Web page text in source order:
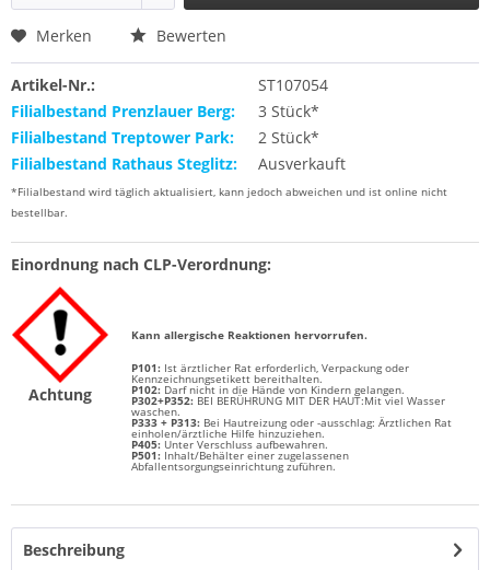
Merken Bewerten
Artikel-Nr.:
ST107054
Filialbestand Prenzlauer Berg:
3 Stück*
Filialbestand Treptower Park:
2 Stück*
Filialbestand Rathaus Steglitz:
Ausverkauft
*Filialbestand wird täglich aktualisiert, kann jedoch abweichen und ist online nicht
bestellbar.
Einordnung nach CLP-Verordnung:
Achtung
Kann allergische Reaktionen hervorrufen.
P101: Ist ärztlicher Rat erforderlich, Verpackung oder
Kennzeichnungsetikett bereithalten.
P102: Darf nicht in die Hände von Kindern gelangen.
P302+P352: BEI BERÜHRUNG MIT DER HAUT:Mit viel Wasser
waschen.
P333 + P313: Bei Hautreizung oder -ausschlag: Ärztlichen Rat
einholen/ärztliche Hilfe hinzuziehen.
P405: Unter Verschluss aufbewahren.
P501: Inhalt/Behälter einer zugelassenen
Abfallentsorgungseinrichtung zuführen.
Beschreibung